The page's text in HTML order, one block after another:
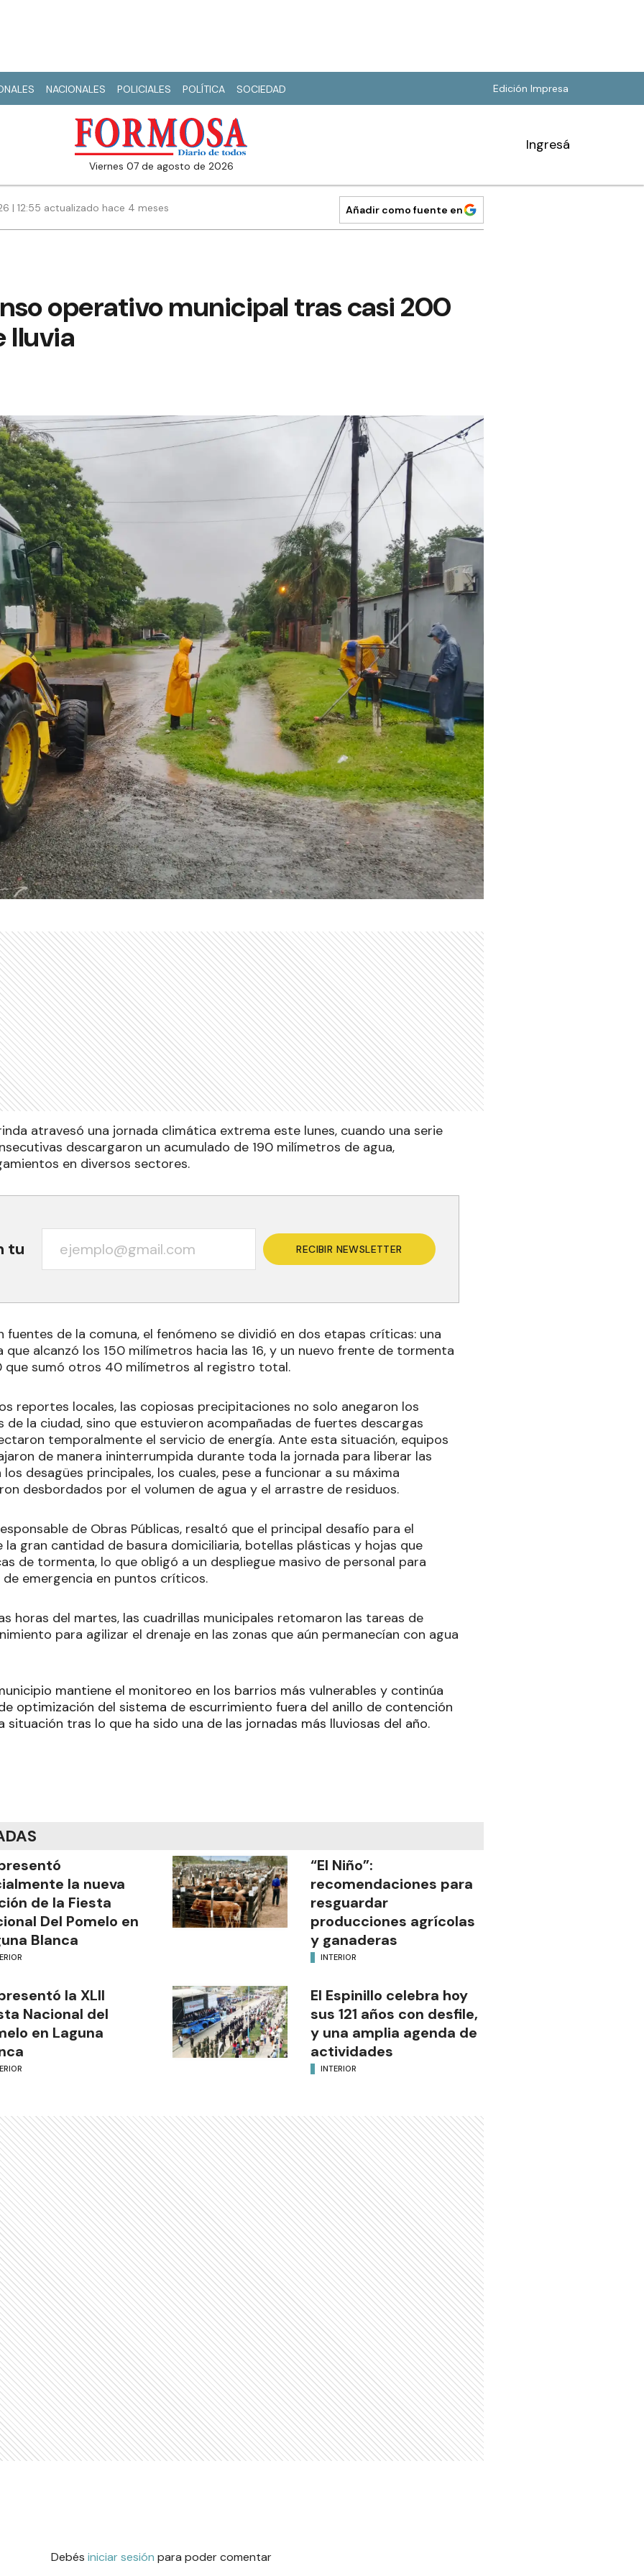
NACIONALES POLICIALES POLÍTICA SOCIEDAD Edición Impresa
viernes 07 de agosto de 2026
Ingresá
| 12:55 actualizado hace 4 meses Añadir como fuente en
operativo municipal tras casi 200
lluvia
atravesó una jornada climática extrema este lunes, cuando una serie
descargaron un acumulado de 190 milímetros de agua,
en diversos sectores.
tu RECIBIR NEWSLETTER
fuentes de la comuna, el fenómeno se dividió en dos etapas críticas: una
que alcanzó los 150 milímetros hacia las 16, y un nuevo frente de tormenta
que sumó otros 40 milímetros al registro total.
reportes locales, las copiosas precipitaciones no solo anegaron los
de la ciudad, sino que estuvieron acompañadas de fuertes descargas
temporalmente el servicio de energía. Ante esta situación, equipos
de manera ininterrumpida durante toda la jornada para liberar las
desagües principales, los cuales, pese a funcionar a su máxima
desbordados por el volumen de agua y el arrastre de residuos.
de Obras Públicas, resaltó que el principal desafío para el
gran cantidad de basura domiciliaria, botellas plásticas y hojas que
de tormenta, lo que obligó a un despliegue masivo de personal para
de emergencia en puntos críticos.
horas del martes, las cuadrillas municipales retomaron las tareas de
para agilizar el drenaje en las zonas que aún permanecían con agua
mantiene el monitoreo en los barrios más vulnerables y continúa
optimización del sistema de escurrimiento fuera del anillo de contención
situación tras lo que ha sido una de las jornadas más lluviosas del año.
la nueva
de la Fiesta
Del Pomelo en
Blanca
“El Niño”:
recomendaciones para
resguardar
producciones agrícolas
y ganaderas
INTERIOR
la XLII
Nacional del
en Laguna
El Espinillo celebra hoy
sus 121 años con desfile,
y una amplia agenda de
actividades
INTERIOR
Debés iniciar sesión para poder comentar